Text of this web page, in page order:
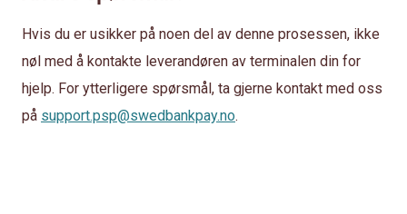
Hvis du er usikker på noen del av denne prosessen, ikke
nøl med å kontakte leverandøren av terminalen din for
hjelp. For ytterligere spørsmål, ta gjerne kontakt med oss
på support.psp@swedbankpay.no.